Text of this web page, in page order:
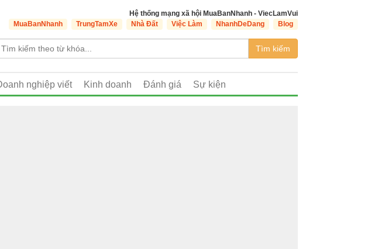
Hệ thống mạng xã hội MuaBanNhanh - ViecLamVui
MuaBanNhanh
TrungTamXe Nhà Đất Việc Làm NhanhDeDang Blog
Tìm kiếm
nghiệp viết Kinh doanh Đánh giá Sự kiện